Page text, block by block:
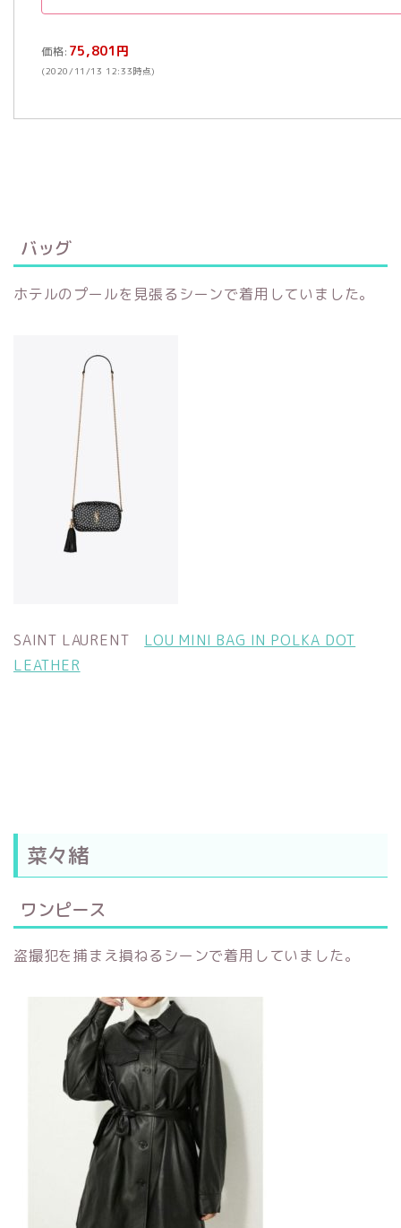
価格: 75,801円
(2020/11/13 12:33時点)
バッグ
ホテルのプールを見張るシーンで着用していました。
SAINT LAURENT LOU MINI BAG IN POLKA DOT
LEATHER
菜々緒
ワンピース
盗撮犯を捕まえ損ねるシーンで着用していました。